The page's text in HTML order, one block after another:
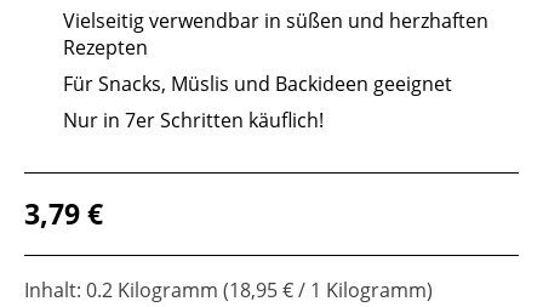
Vielseitig verwendbar in süßen und herzhaften
Rezepten
Für Snacks, Müslis und Backideen geeignet
Nur in 7er Schritten käuflich!
Regulärer Preis:
3,79 €
Inhalt: 0.2 Kilogramm (18,95 € / 1 Kilogramm)